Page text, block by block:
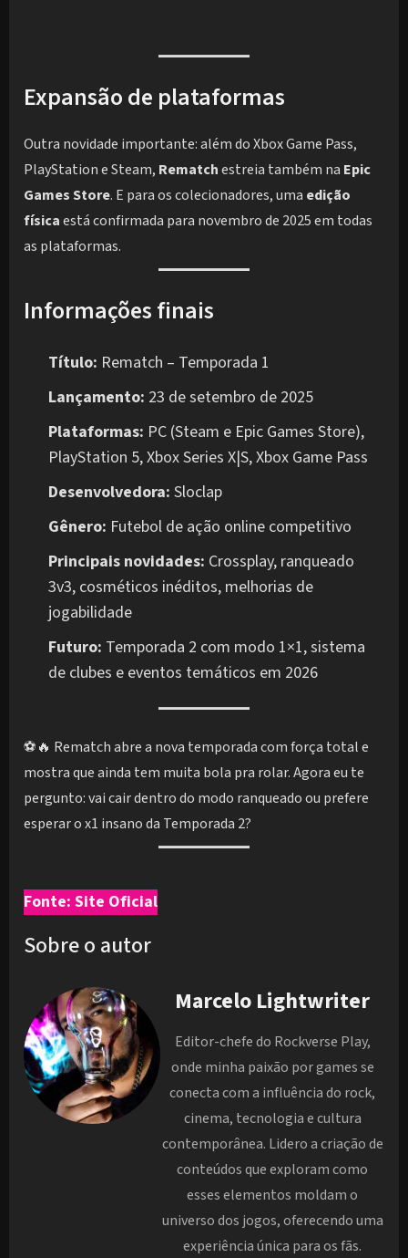
Expansão de plataformas
Outra novidade importante: além do Xbox Game Pass,
PlayStation e Steam, Rematchestreia também na Epic
Games Store. E para os colecionadores, uma edição
físicaestá confirmada para novembro de 2025 em todas
as plataformas.
Informações finais
Título: Rematch – Temporada 1
Lançamento: 23 de setembro de 2025
Plataformas: PC (Steam e Epic Games Store),
PlayStation 5, Xbox Series X|S, Xbox Game Pass
Desenvolvedora: Sloclap
Gênero: Futebol de ação online competitivo
Principais novidades: Crossplay, ranqueado
3v3, cosméticos inéditos, melhorias de
jogabilidade
Futuro: Temporada 2 com modo 1×1, sistema
de clubes e eventos temáticos em 2026
⚽🔥 Rematch abre a nova temporada com força total e
mostra que ainda tem muita bola pra rolar. Agora eu te
pergunto: vai cair dentro do modo ranqueado ou prefere
esperar o x1 insano da Temporada 2?
Fonte: Site Oficial
Sobre o autor
Marcelo Lightwriter
Editor-chefe do Rockverse Play,
onde minha paixão por games se
conecta com a influência do rock,
cinema, tecnologia e cultura
contemporânea. Lidero a criação de
conteúdos que exploram como
esses elementos moldam o
universo dos jogos, oferecendo uma
experiência única para os fãs.